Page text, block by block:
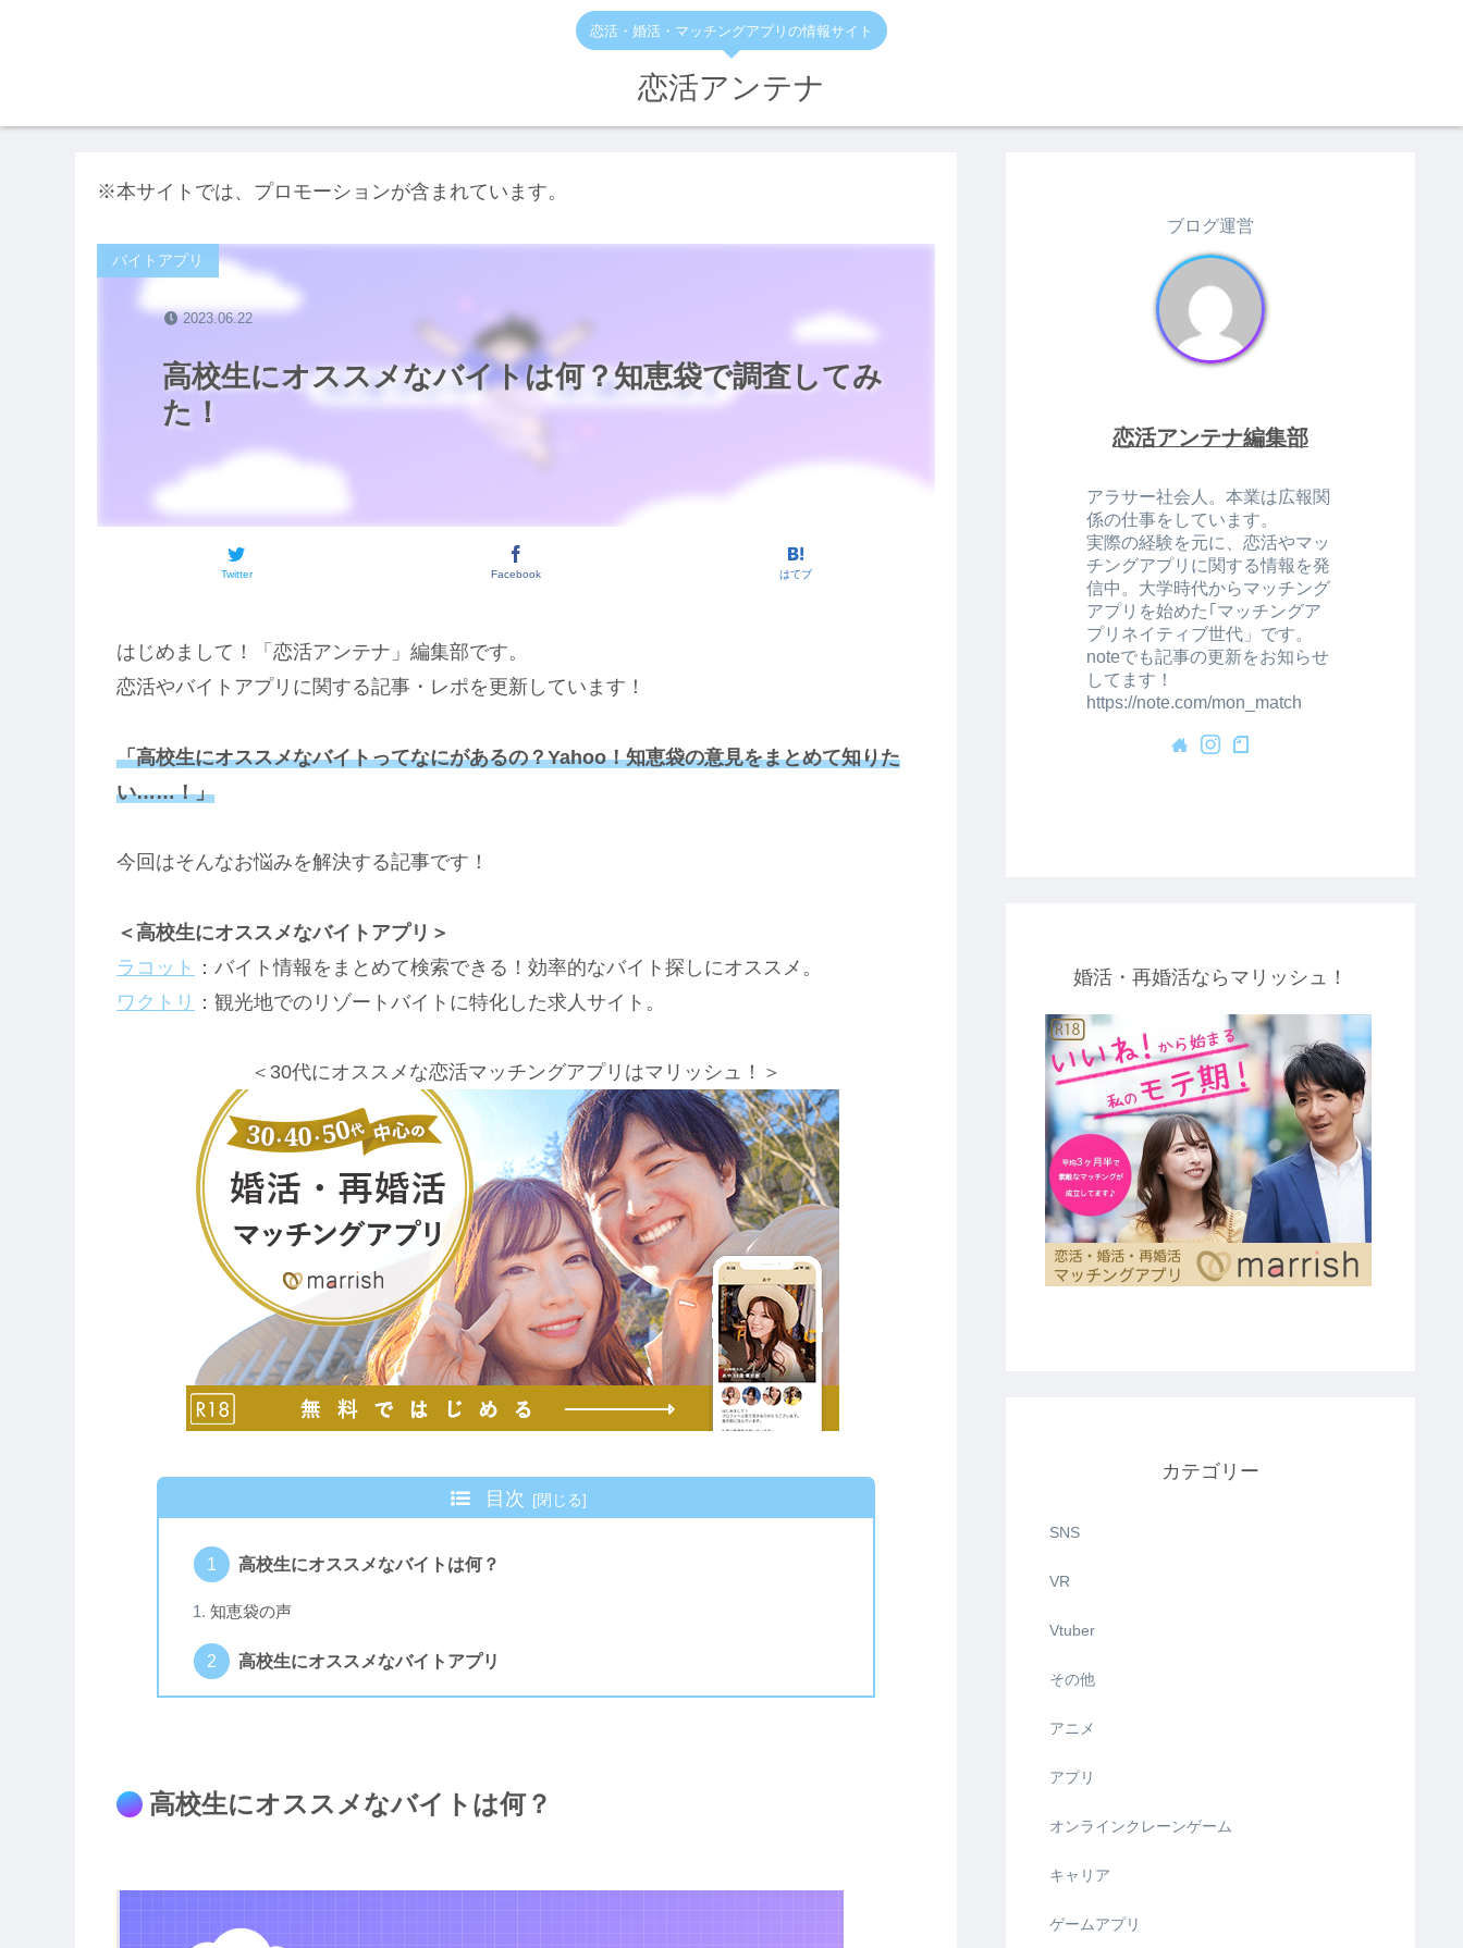
恋活・婚活・マッチングアプリの情報サイト
恋活アンテナ
※本サイトでは、プロモーションが含まれています。
高校生にオススメなバイトは何？知恵袋で調査してみ
た！
バイトアプリ
Twitter Facebook はてブ
2023.06.22
はじめまして！「恋活アンテナ」編集部です。
恋活やバイトアプリに関する記事・レポを更新しています！
「高校生にオススメなバイトってなにがあるの？Yahoo！知恵袋の意見をまとめて知りた
い……！」
今回はそんなお悩みを解決する記事です！
＜高校生にオススメなバイトアプリ＞
ラコット ：バイト情報をまとめて検索できる！効率的なバイト探しにオススメ。
ワクトリ ：観光地でのリゾートバイトに特化した求人サイト。
＜30代にオススメな恋活マッチングアプリはマリッシュ！＞
目次
高校生にオススメなバイトは何？
知恵袋の声
高校生にオススメなバイトアプリ
高校生にオススメなバイトは何？
ブログ運営
恋活アンテナ編集部
アラサー社会人。本業は広報関
係の仕事をしています。
実際の経験を元に、恋活やマッ
チングアプリに関する情報を発
信中。大学時代からマッチング
アプリを始めた｢マッチングア
プリネイティブ世代」です。
noteでも記事の更新をお知らせ
してます！
https://note.com/mon_match
婚活・再婚活ならマリッシュ！
カテゴリー
SNS
VR
Vtuber
その他
アニメ
アプリ
オンラインクレーンゲーム
キャリア
ゲームアプリ